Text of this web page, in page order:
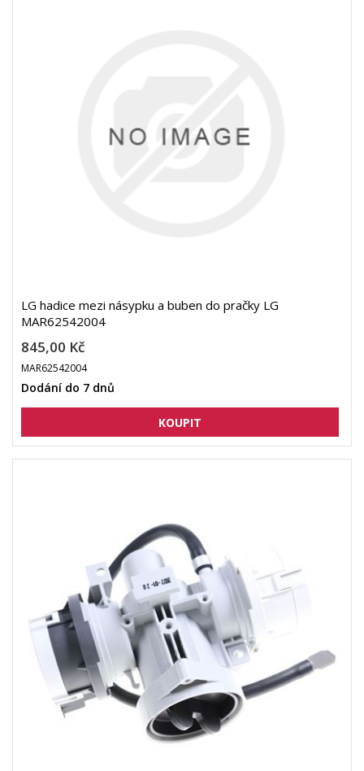
LG hadice mezi násypku a buben do pračky LG
MAR62542004
845,00 Kč
MAR62542004
Dodání do 7 dnů